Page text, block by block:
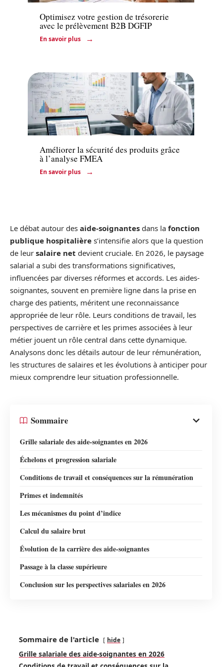
Optimisez votre gestion de trésorerie
avec le prélèvement B2B DGFIP
En savoir plus
Entreprise
Améliorer la sécurité des produits grâce
à l’analyse FMEA
En savoir plus
Le débat autour des aide-soignantes dans la fonction
publique hospitalière s’intensifie alors que la question
de leur salaire net devient cruciale. En 2026, le paysage
salarial a subi des transformations significatives,
influencées par diverses réformes et accords. Les aides-
soignantes, souvent en première ligne dans la prise en
charge des patients, méritent une reconnaissance
appropriée de leur rôle. Leurs conditions de travail, les
perspectives de carrière et les primes associées à leur
métier jouent un rôle central dans cette dynamique.
Analysons donc les détails autour de leur rémunération,
les structures de salaires et les évolutions à anticiper pour
mieux comprendre leur situation professionnelle.
Sommaire
Grille salariale des aide-soignantes en 2026
Échelons et progression salariale
Conditions de travail et conséquences sur la rémunération
Primes et indemnités
Les mécanismes du point d’indice
Calcul du salaire brut
Évolution de la carrière des aide-soignantes
Passage à la classe supérieure
Conclusion sur les perspectives salariales en 2026
Sommaire de l'article hide
Grille salariale des aide-soignantes en 2026